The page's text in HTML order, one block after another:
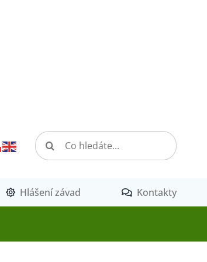
Hledat:
Hlášení závad Kontakty